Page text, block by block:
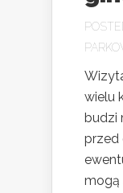
wielu
budzi
przed
mogą